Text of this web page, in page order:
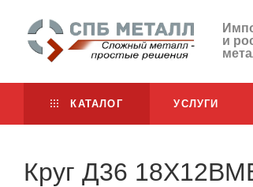
и
КАТАЛОГ УСЛУГИ
Круг Д36